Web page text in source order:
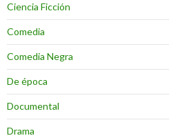
Ciencia Ficción
Comedia
Comedia Negra
De época
Documental
Drama